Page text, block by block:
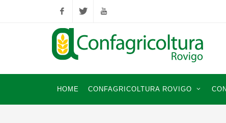
FacebookTwitter YouTube
HOME CONFAGRICOLTURA ROVIGO